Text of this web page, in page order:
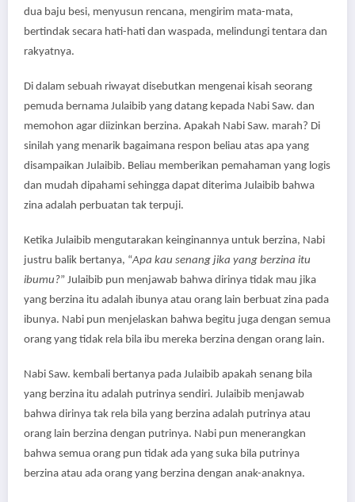
dua baju besi, menyusun rencana, mengirim mata-mata,
bertindak secara hati-hati dan waspada, melindungi tentara dan
rakyatnya.
Di dalam sebuah riwayat disebutkan mengenai kisah seorang
pemuda bernama Julaibib yang datang kepada Nabi Saw. dan
memohon agar diizinkan berzina. Apakah Nabi Saw. marah? Di
sinilah yang menarik bagaimana respon beliau atas apa yang
disampaikan Julaibib. Beliau memberikan pemahaman yang logis
dan mudah dipahami sehingga dapat diterima Julaibib bahwa
zina adalah perbuatan tak terpuji.
Ketika Julaibib mengutarakan keinginannya untuk berzina, Nabi
justru balik bertanya, “Apa kau senang jika yang berzina itu
ibumu?” Julaibib pun menjawab bahwa dirinya tidak mau jika
yang berzina itu adalah ibunya atau orang lain berbuat zina pada
ibunya. Nabi pun menjelaskan bahwa begitu juga dengan semua
orang yang tidak rela bila ibu mereka berzina dengan orang lain.
Nabi Saw. kembali bertanya pada Julaibib apakah senang bila
yang berzina itu adalah putrinya sendiri. Julaibib menjawab
bahwa dirinya tak rela bila yang berzina adalah putrinya atau
orang lain berzina dengan putrinya. Nabi pun menerangkan
bahwa semua orang pun tidak ada yang suka bila putrinya
berzina atau ada orang yang berzina dengan anak-anaknya.